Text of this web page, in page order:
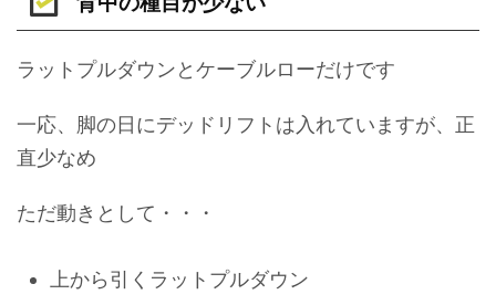
ラットプルダウンとケーブルローだけです
一応、脚の日にデッドリフトは入れていますが、正
直少なめ
ただ動きとして・・・
上から引くラットプルダウン